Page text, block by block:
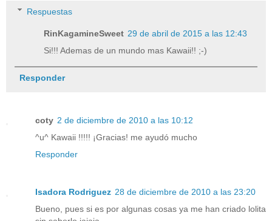
Respuestas
RinKagamineSweet 29 de abril de 2015 a las 12:43
Si!!! Ademas de un mundo mas Kawaii!! ;-)
Responder
coty 2 de diciembre de 2010 a las 10:12
^u^ Kawaii !!!!! ¡Gracias! me ayudó mucho
Responder
Isadora Rodriguez 28 de diciembre de 2010 a las 23:20
Bueno, pues si es por algunas cosas ya me han criado lolita